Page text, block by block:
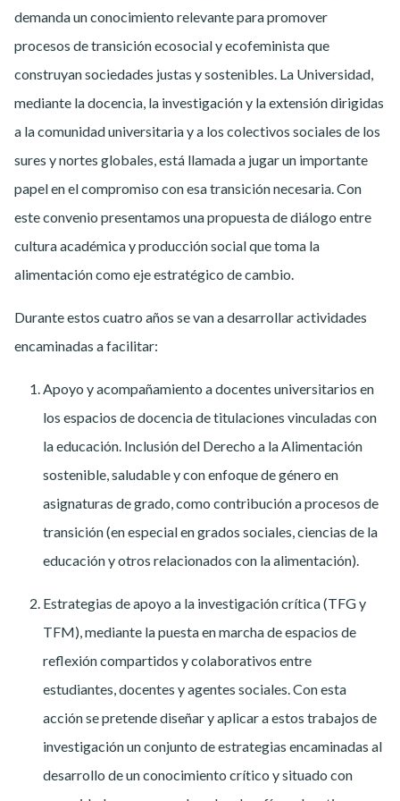
demanda un conocimiento relevante para promover
procesos de transición ecosocial y ecofeminista que
construyan sociedades justas y sostenibles. La Universidad,
mediante la docencia, la investigación y la extensión dirigidas
a la comunidad universitaria y a los colectivos sociales de los
sures y nortes globales, está llamada a jugar un importante
papel en el compromiso con esa transición necesaria. Con
este convenio presentamos una propuesta de diálogo entre
cultura académica y producción social que toma la
alimentación como eje estratégico de cambio.
Durante estos cuatro años se van a desarrollar actividades
encaminadas a facilitar:
Apoyo y acompañamiento a docentes universitarios en
los espacios de docencia de titulaciones vinculadas con
la educación. Inclusión del Derecho a la Alimentación
sostenible, saludable y con enfoque de género en
asignaturas de grado, como contribución a procesos de
transición (en especial en grados sociales, ciencias de la
educación y otros relacionados con la alimentación).
Estrategias de apoyo a la investigación crítica (TFG y
TFM), mediante la puesta en marcha de espacios de
reflexión compartidos y colaborativos entre
estudiantes, docentes y agentes sociales. Con esta
acción se pretende diseñar y aplicar a estos trabajos de
investigación un conjunto de estrategias encaminadas al
desarrollo de un conocimiento crítico y situado con